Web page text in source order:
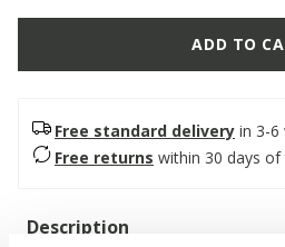
ADD TO
Free standard delivery in 3-6
Free returns within 30 days
Description